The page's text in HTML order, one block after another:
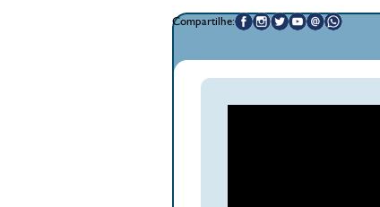
Compartilhe: